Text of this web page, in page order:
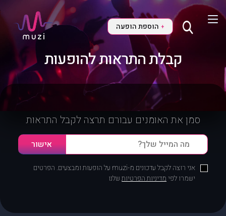
+ הוספת הופעה
קבלת התראות להופעות
סמן את האומנים עבורם תרצה לקבל התראות
אני רוצה לקבל עדכונים מ-muzi על הופעות ומבצעים. הפרטים
ישמרו לפימדיניות הפרטיותשלנו